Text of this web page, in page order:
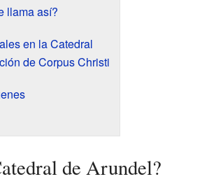
llama así?
en la Catedral
de Corpus Christi
de Arundel?